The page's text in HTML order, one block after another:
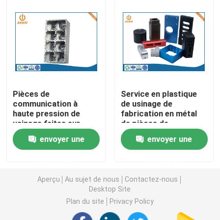
Pièces de rotation de commande numérique par
Pièces de fraisage de commande numérique par
Pièces en plastique faites sur commande d'injection
Moulages par injection en plastique
la lingotière de moulage mécanique sous pression
Les pièces d'auto de moulage mécanique sous
Pièces de
communication à
haute pression de
usinage faites sur
commande de
services de
commande numérique
envoyer une
Service en plastique
de usinage de
fabrication en métal
de pièces de
commande numérique
par ordinateur de la
précision ISO9001
envoyer une
Aperçu Au sujet de nous
Contactez-nous
Desktop Site
Plan du site
Privacy Policy